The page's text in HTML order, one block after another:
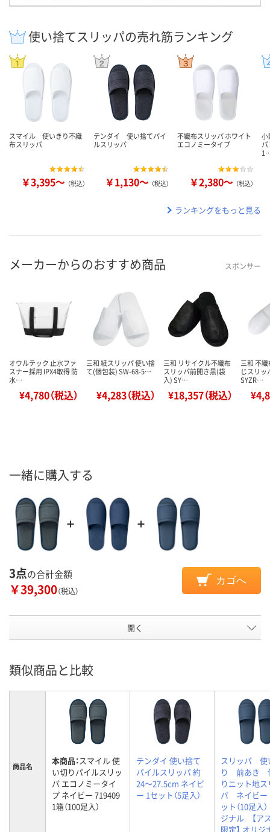
使い捨てスリッパの売れ筋ランキング
スマイル 使いきり不織
布スリッパ
￥3,395～ （税込）
テンダイ 使い捨てパイ
ルスリッパ
￥1,130～ （税込）
不織布スリッパ ホワイト
エコノミータイプ
￥2,380～ （税込）
小
ランキングをもっと見る
メーカーからのおすすめ商品 スポンサー
オウルテック 止水ファ
スナー採用 IPX4取得 防
水…
¥4,780（税込）
三和 紙スリッパ 使い捨
て(個包装) SW-68-5…
¥4,283（税込）
三和 リサイクル不織布
スリッパ前開き黒(袋
入) SY…
¥18,357（税込）
三和 不
じスリッ
SYZR…
一緒に購入する
3点の合計金額
￥39,300（税込）
カゴへ
開く
類似商品と比較
商品名 本商品：スマイル 使
い切りパイルスリッ
パ エコノミータイ
プ ネイビー 719409
1箱（100足入）
テンダイ 使い捨て
パイルスリッパ 約
24～27.5cm ネイビ
ー 1セット（5足入）
スリッパ 使
り 前あき
りニット地ス
パ ネイビ
ット（10足入
ジナル 【ア
限定】 オリジ